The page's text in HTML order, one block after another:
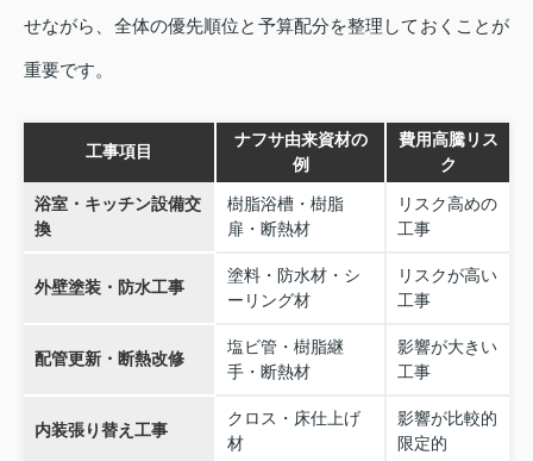
せながら、全体の優先順位と予算配分を整理しておくことが
重要です。
工事項目
ナフサ由来資材の
例
費用高騰リス
ク
浴室・キッチン設備交
換
樹脂浴槽・樹脂
扉・断熱材
リスク高めの
工事
外壁塗装・防水工事
塗料・防水材・シ
ーリング材
リスクが高い
工事
配管更新・断熱改修
塩ビ管・樹脂継
手・断熱材
影響が大きい
工事
内装張り替え工事
クロス・床仕上げ
材
影響が比較的
限定的